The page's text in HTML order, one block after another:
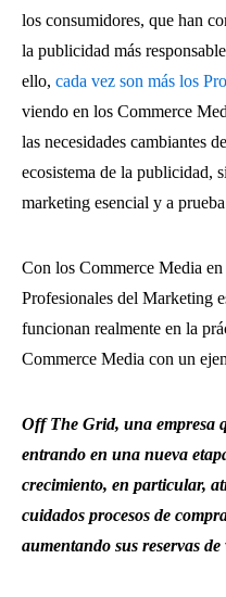
los consumidores, que han
la publicidad más
ello, cada vez son más los
viendo en los Commerce
las necesidades cambiantes
ecosistema de la publicidad,
marketing esencial y a
Con los Commerce Media
Profesionales del Marketing
funcionan realmente en la
Commerce Media con un
Off The Grid, una empresa
entrando en una nueva
crecimiento, en particular,
cuidados procesos de
aumentando sus reservas